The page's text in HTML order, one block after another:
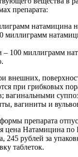
препарата:
натамицина
миллиграмм
– 100 миллиграмм
внешних,
при грибковых
вагинальными
вагиниты и
препарата
цена Натамицина по
245 рублей за
таблеток.